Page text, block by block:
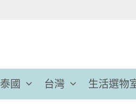
泰國 台灣 生活選物